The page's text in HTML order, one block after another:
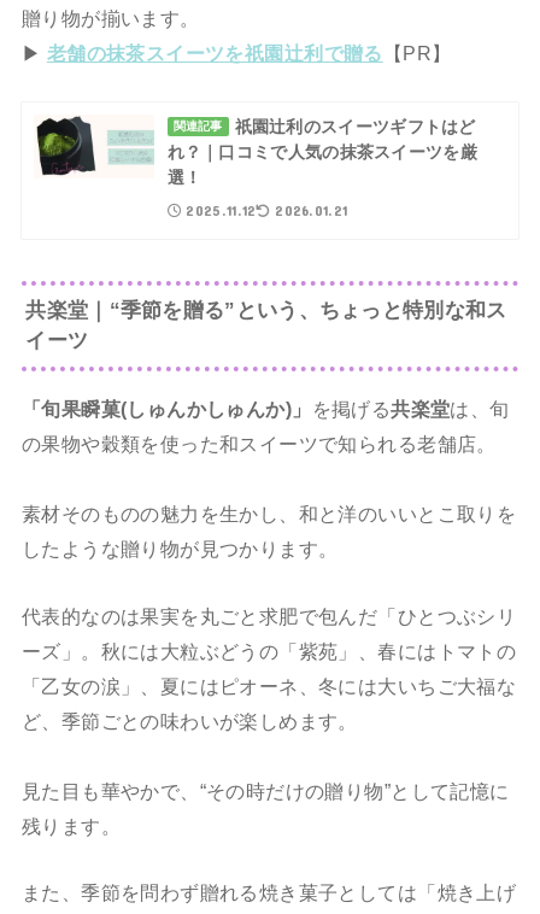
贈り物が揃います。
▶ 老舗の抹茶スイーツを祇園辻利で贈る 【PR】
関連記事
祇園辻利のスイーツギフトはど
れ？｜口コミで人気の抹茶スイーツを厳
選！
2025.11.12 2026.01.21
共楽堂｜“季節を贈る”という、ちょっと特別な和ス
イーツ
「旬果瞬菓(しゅんかしゅんか)」 を掲げる共楽堂は、旬
の果物や穀類を使った和スイーツで知られる老舗店。
素材そのものの魅力を生かし、和と洋のいいとこ取りを
したような贈り物が見つかります。
代表的なのは果実を丸ごと求肥で包んだ「ひとつぶシリ
ーズ」。秋には大粒ぶどうの「紫苑」、春にはトマトの
「乙女の涙」、夏にはピオーネ、冬には大いちご大福な
ど、季節ごとの味わいが楽しめます。
見た目も華やかで、“その時だけの贈り物”として記憶に
残ります。
また、季節を問わず贈れる焼き菓子としては「焼き上げ